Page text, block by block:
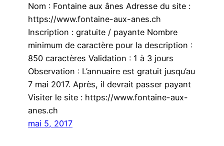
Nom : Fontaine aux ânes Adresse du site :
https://www.fontaine-aux-anes.ch
Inscription : gratuite / payante Nombre
minimum de caractère pour la description :
850 caractères Validation : 1 à 3 jours
Observation : L’annuaire est gratuit jusqu’au
7 mai 2017. Après, il devrait passer payant
Visiter le site : https://www.fontaine-aux-
anes.ch
mai 5, 2017